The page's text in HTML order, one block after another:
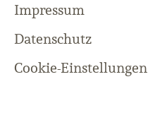
Impressum
Datenschutz
Cookie-Einstellungen